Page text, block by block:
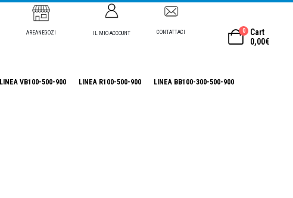
AREANEGOZI IL MIO ACCOUNT CONTATTACI 0
Cart
0,00€
LINEA VB100-500-900 LINEA R100-500-900 LINEA BB100-300-500-900